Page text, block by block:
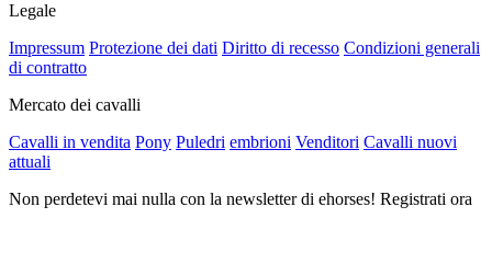
Legale
Impressum Protezione dei dati Diritto di recesso Condizioni generali
di contratto
Mercato dei cavalli
Cavalli in vendita Pony Puledri embrioni Venditori Cavalli nuovi
attuali
Non perdetevi mai nulla con la newsletter di ehorses! Registrati ora